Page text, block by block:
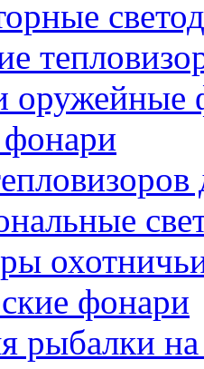
оружейные
фонари
рыбалки на